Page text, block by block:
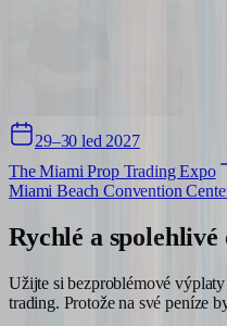
29–30 led 2027
The Miami Prop Trading Expo
Miami Beach Convention
Rychlé a spolehlivé
Užijte si bezproblémové
trading. Protože na své peníze